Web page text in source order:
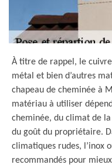
À titre de rappel, le
métal et bien d’autres
chapeau de cheminée à
matériau à utiliser
cheminée, du climat de
du goût du propriétaire.
climatiques rudes, l’inox
recommandés pour